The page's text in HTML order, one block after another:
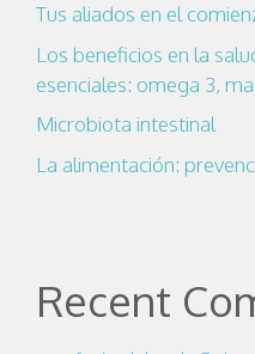
Tus aliados en el
Los beneficios en la
esenciales: omega 3,
Microbiota intestinal
La alimentación:
Recent